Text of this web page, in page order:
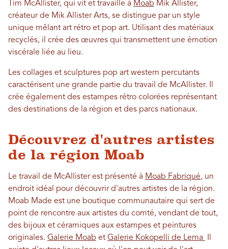
Tim McAllister, qui vit et travaille à Moab Mik Allister,
créateur de Mik Allister Arts, se distingue par un style
unique mêlant art rétro et pop art. Utilisant des matériaux
recyclés, il crée des œuvres qui transmettent une émotion
viscérale liée au lieu.
Les collages et sculptures pop art western percutants
caractérisent une grande partie du travail de McAllister. Il
crée également des estampes rétro colorées représentant
des destinations de la région et des parcs nationaux.
Découvrez d'autres artistes
de la région Moab
Le travail de McAllister est présenté à Moab Fabriqué, un
endroit idéal pour découvrir d'autres artistes de la région.
Moab Made est une boutique communautaire qui sert de
point de rencontre aux artistes du comté, vendant de tout,
des bijoux et céramiques aux estampes et peintures
originales. Galerie Moab et Galerie Kokopelli de Lema